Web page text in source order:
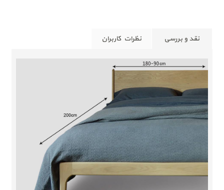
نقد و بررسی نظرات کاربران